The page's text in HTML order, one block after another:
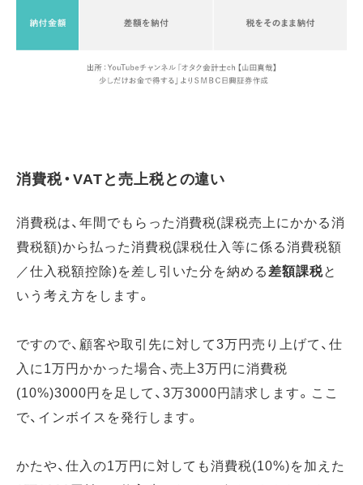
消費税・VATと売上税との違い
消費税は、年間でもらった消費税(課税売上にかかる消
費税額)から払った消費税(課税仕入等に係る消費税額
／仕入税額控除)を差し引いた分を納める差額課税と
いう考え方をします。
ですので、顧客や取引先に対して3万円売り上げて、仕
入に1万円かかった場合、売上3万円に消費税
(10%)3000円を足して、3万3000円請求します。ここ
で、インボイスを発行します。
かたや、仕入の1万円に対しても消費税(10%)を加えた